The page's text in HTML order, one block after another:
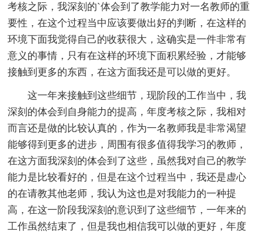
考核之际，我深刻的`体会到了教学能力对一名教师的重
要性，在这个过程当中应该要做出好的判断，在这样的
环境下面我觉得自己的收获很大，这确实是一件非常有
意义的事情，只有在这样的环境下面积累经验，才能够
接触到更多的东西，在这方面我还是可以做的更好。
这一年来接触到这些细节，现阶段的工作当中，我
深刻的体会到自身能力的提高，年度考核之际，我相对
而言还是做的比较认真的，作为一名教师我是非常渴望
能够得到更多的进步，周围有很多值得我学习的教师，
在这方面我深刻的体会到了这些，虽然我对自己的教学
能力是比较看好的，但是在这个过程当中，我还是虚心
的在请教其他老师，我认为这也是对我能力的一种提
高，在这一阶段我深刻的意识到了这些细节，一年来的
工作虽然结束了，但是我也相信我可以做的更好，年度